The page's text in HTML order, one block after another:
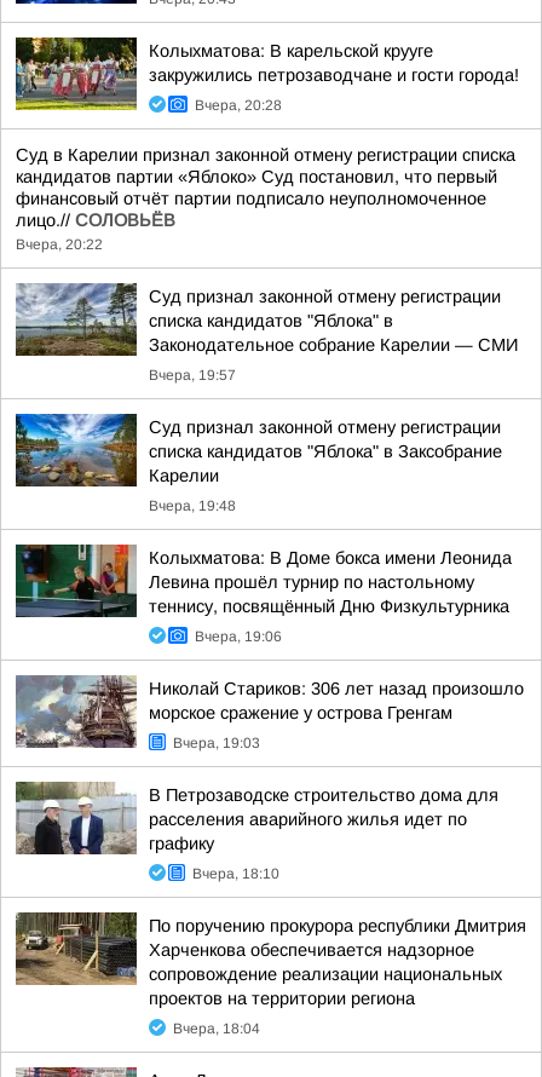
Колыхматова: В карельской крууге
закружились петрозаводчане и гости города!
Вчера, 20:28
Суд в Карелии признал законной отмену регистрации списка
кандидатов партии «Яблоко» Суд постановил, что первый
финансовый отчёт партии подписало неуполномоченное
лицо.// СОЛОВЬЁВ
Вчера, 20:22
Суд признал законной отмену регистрации
списка кандидатов "Яблока" в
Законодательное собрание Карелии — СМИ
Вчера, 19:57
Суд признал законной отмену регистрации
списка кандидатов "Яблока" в Заксобрание
Карелии
Вчера, 19:48
Колыхматова: В Доме бокса имени Леонида
Левина прошёл турнир по настольному
теннису, посвящённый Дню Физкультурника
Вчера, 19:06
Николай Стариков: 306 лет назад произошло
морское сражение у острова Гренгам
Вчера, 19:03
В Петрозаводске строительство дома для
расселения аварийного жилья идет по
графику
Вчера, 18:10
По поручению прокурора республики Дмитрия
Харченкова обеспечивается надзорное
сопровождение реализации национальных
проектов на территории региона
Вчера, 18:04